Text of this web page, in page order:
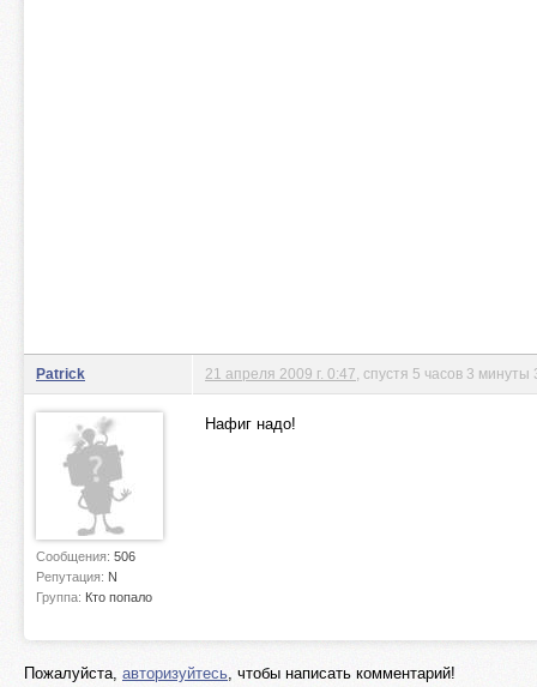
Patrick
Сообщения: 506
Репутация: N
Группа: Кто попало
21 апреля 2009 г. 0:47 , спустя 5 часов 3 минуты
Нафиг надо!
Пожалуйста, авторизуйтесь, чтобы написать комментарий!